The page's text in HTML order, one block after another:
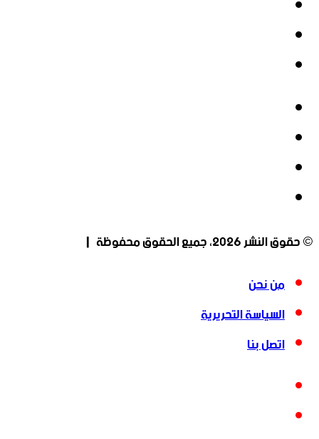
© حقوق النشر 2026، جميع الحقوق محفوظة |
من نحن
السياسة التحريرية
اتصل بنا